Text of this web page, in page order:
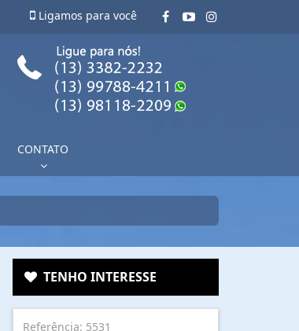
Ligamos para você
CONTATO
TENHO INTERESSE